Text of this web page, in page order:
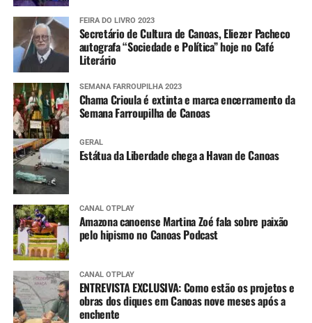
FEIRA DO LIVRO 2023
Secretário de Cultura de Canoas, Eliezer Pacheco
autografa “Sociedade e Política” hoje no Café
Literário
SEMANA FARROUPILHA 2023
Chama Crioula é extinta e marca encerramento da
Semana Farroupilha de Canoas
GERAL
Estátua da Liberdade chega a Havan de Canoas
CANAL OTPLAY
Amazona canoense Martina Zoé fala sobre paixão
pelo hipismo no Canoas Podcast
CANAL OTPLAY
ENTREVISTA EXCLUSIVA: Como estão os projetos e
obras dos diques em Canoas nove meses após a
enchente